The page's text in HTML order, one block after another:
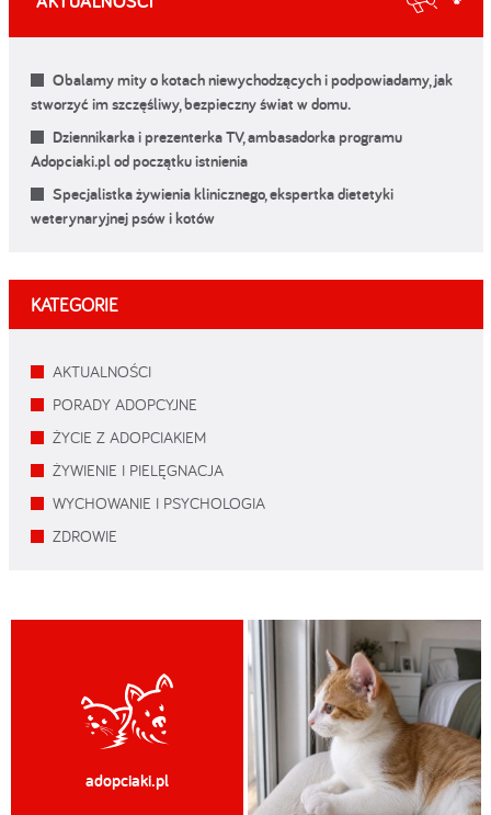
Obalamy mity o kotach niewychodzących i podpowiadamy, jak
stworzyć im szczęśliwy, bezpieczny świat w domu.
Dziennikarka i prezenterka TV, ambasadorka programu
Adopciaki.pl od początku istnienia
Specjalistka żywienia klinicznego, ekspertka dietetyki
weterynaryjnej psów i kotów
KATEGORIE
AKTUALNOŚCI
PORADY ADOPCYJNE
ŻYCIE Z ADOPCIAKIEM
ŻYWIENIE I PIELĘGNACJA
WYCHOWANIE I PSYCHOLOGIA
ZDROWIE
adopciaki.pl